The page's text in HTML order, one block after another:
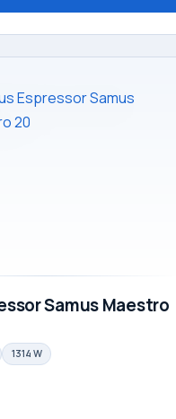
Samus Maestro
1314 W